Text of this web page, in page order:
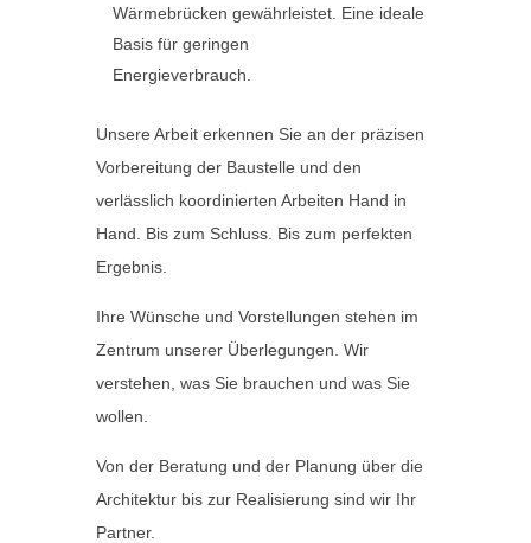
Wärmebrücken gewährleistet. Eine ideale
Basis für geringen
Energieverbrauch.
Unsere Arbeit erkennen Sie an der präzisen
Vorbereitung der Baustelle und den
verlässlich koordinierten Arbeiten Hand in
Hand. Bis zum Schluss. Bis zum perfekten
Ergebnis.
Ihre Wünsche und Vorstellungen stehen im
Zentrum unserer Überlegungen. Wir
verstehen, was Sie brauchen und was Sie
wollen.
Von der Beratung und der Planung über die
Architektur bis zur Realisierung sind wir Ihr
Partner.